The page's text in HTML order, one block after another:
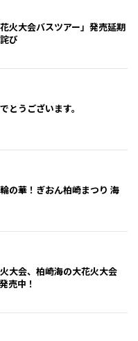
花火大会バスツアー」発売延期
び
とうございます。
の華！ぎおん柏崎まつり 海
大会、柏崎海の大花火大会
売中！